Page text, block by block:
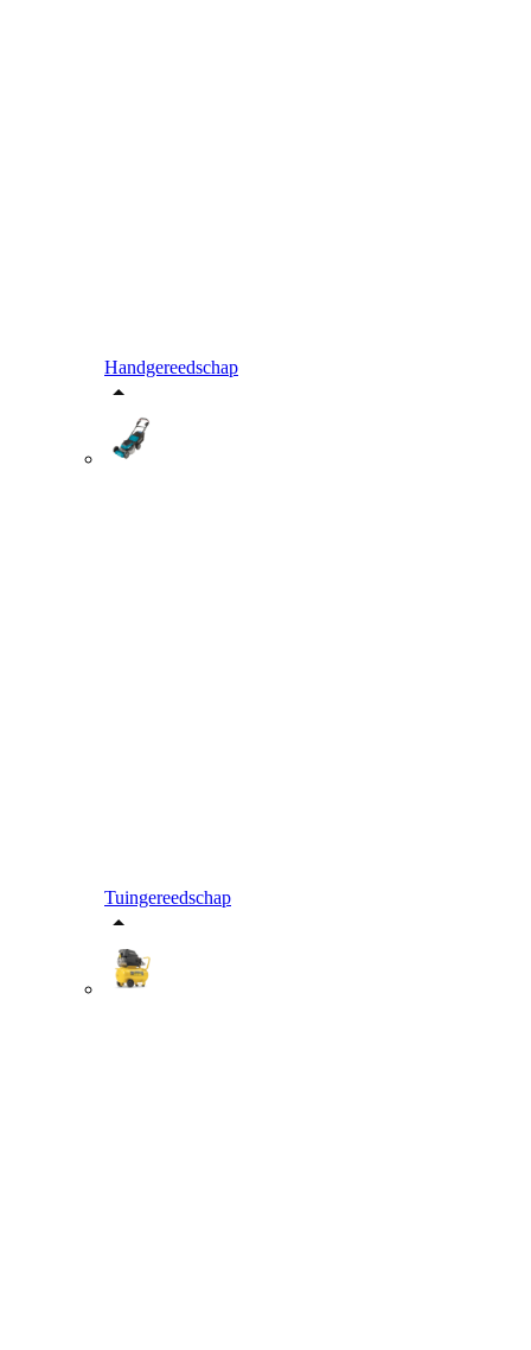
Handgereedschap
Tuingereedschap